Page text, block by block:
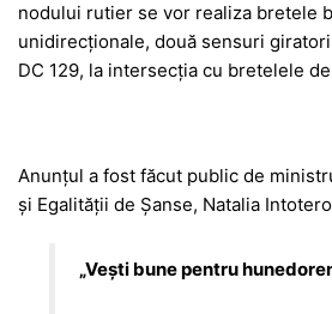
nodului rutier se vor realiza bretele
unidirecționale, două sensuri
DC 129, la intersecția cu bretelele
Anunțul a fost făcut public de
și Egalității de Șanse, Natalia
„Vești bune pentru